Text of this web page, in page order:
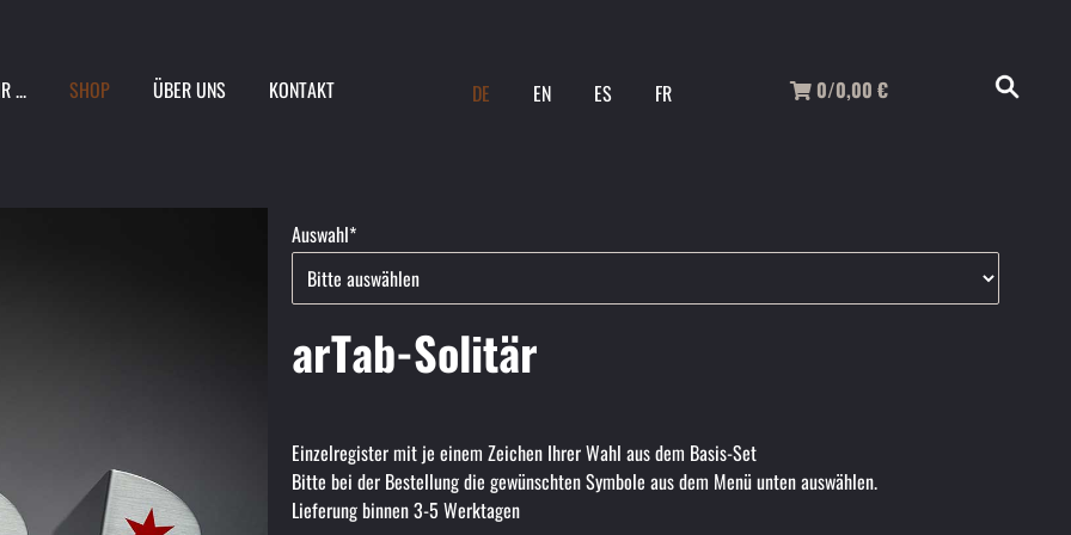
... SHOP ÜBER UNS KONTAKT DE EN ES FR 0/0,00 €
Pflichtfeld
Auswahl*
arTab-Solitär
Einzelregister mit je einem Zeichen Ihrer Wahl aus dem Basis-Set
Bitte bei der Bestellung die gewünschten Symbole aus dem Menü unten auswählen.
Lieferung binnen 3-5 Werktagen